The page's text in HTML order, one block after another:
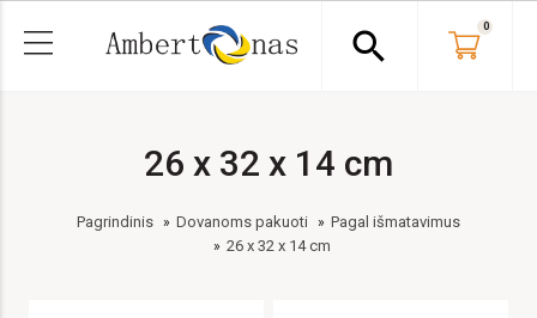
search 0
26 x 32 x 14 cm
Pagrindinis Dovanoms pakuoti
Pagal išmatavimus
26 x 32 x 14 cm